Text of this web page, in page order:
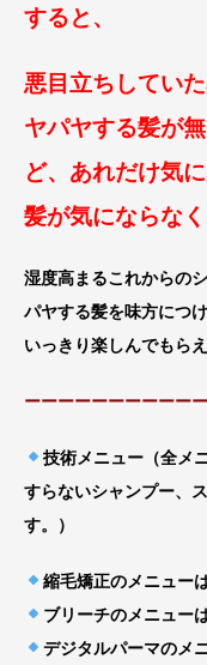
すると、
悪目立ち してい
ヤパヤする髪が
ど、あれだけ気
髪が気にならなく
湿度高まるこれからの
パヤする髪を味方につ
いっきり楽しんでもら
ーーーーーーーーーー
技術メニュー（全メ
すらないシャンプー、
す。）
縮毛矯正のメニュー
ブリーチのメニュー
デジタルパーマのメ